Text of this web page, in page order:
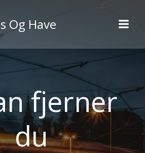
til
indhold
Og Have
fjerner
du